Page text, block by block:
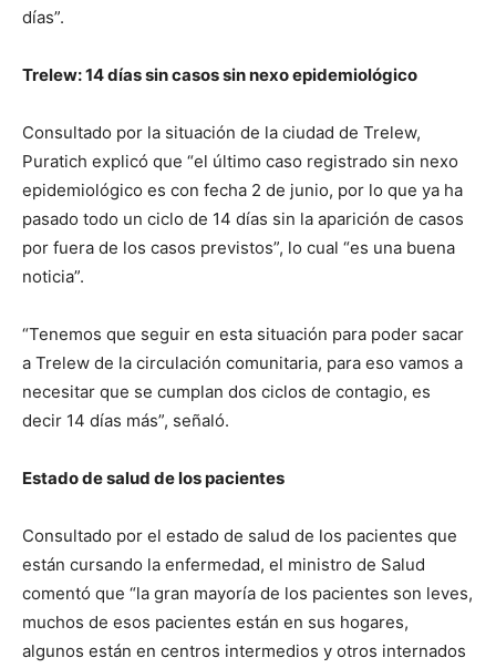
días”.
Trelew: 14 días sin casos sin nexo epidemiológico
Consultado por la situación de la ciudad de Trelew,
Puratich explicó que “el último caso registrado sin nexo
epidemiológico es con fecha 2 de junio, por lo que ya ha
pasado todo un ciclo de 14 días sin la aparición de casos
por fuera de los casos previstos”, lo cual “es una buena
noticia”.
“Tenemos que seguir en esta situación para poder sacar
a Trelew de la circulación comunitaria, para eso vamos a
necesitar que se cumplan dos ciclos de contagio, es
decir 14 días más”, señaló.
Estado de salud de los pacientes
Consultado por el estado de salud de los pacientes que
están cursando la enfermedad, el ministro de Salud
comentó que “la gran mayoría de los pacientes son leves,
muchos de esos pacientes están en sus hogares,
algunos están en centros intermedios y otros internados